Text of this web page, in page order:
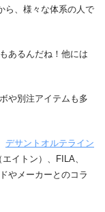
ら、様々な体系の人で
あるんだね！他には
や別注アイテムも多
デサントオルテライン
イトン）、FILA、
やメーカーとのコラ